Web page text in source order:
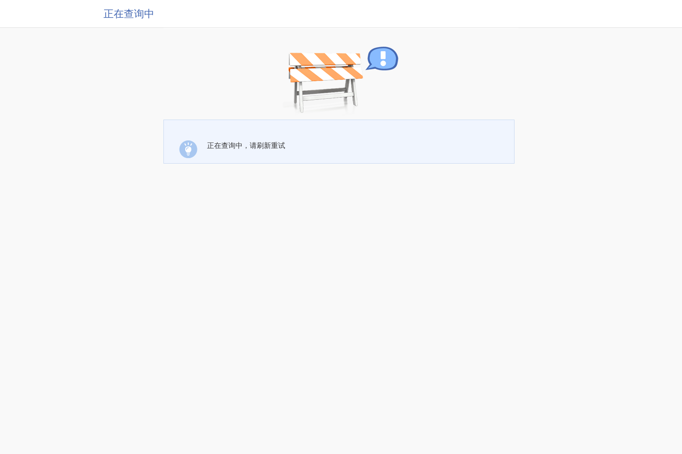
正在查询中
正在查询中，请刷新重试